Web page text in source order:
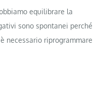
equilibrare la
sono spontanei perché
necessario riprogrammare